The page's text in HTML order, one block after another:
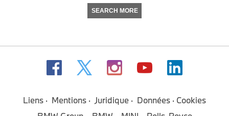
SEARCH MORE
Liens Mentions Juridique Données
Cookies